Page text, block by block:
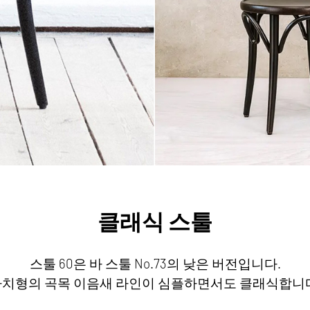
클래식 스툴
스툴 60은 바 스툴 No.73의 낮은 버전입니다.
형의 곡목 이음새 라인이 심플하면서도 클래식합니